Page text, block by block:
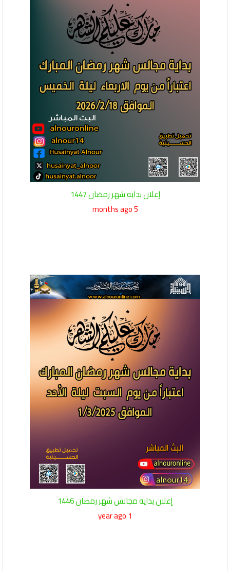
إعلان بدايه شهر رمضان 1447
5 months ago
إعلان بدايه مجالس شهر رمضان 1446
1 year ago